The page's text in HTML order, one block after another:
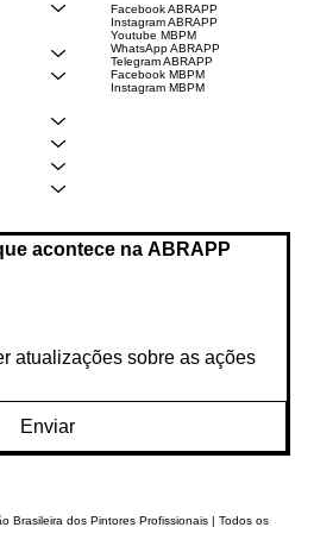
Facebook ABRAPP
Instagram ABRAPP
Youtube MBPM
WhatsApp ABRAPP
Telegram ABRAPP
Facebook MBPM
Instagram MBPM
acontece na ABRAPP
atualizações sobre as ações
Enviar
Brasileira dos Pintores Profissionais | Todos os